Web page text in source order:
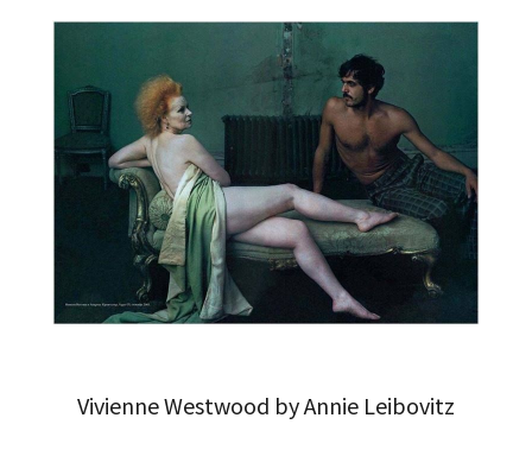
Vivienne Westwood by Annie Leibovitz